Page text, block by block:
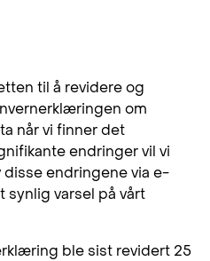
til å revidere og
om
når vi finner det
endringer vil vi
disse endringene via e-
synlig varsel på vårt
ble sist revidert 25